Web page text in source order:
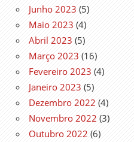
Junho 2023 (5)
Maio 2023 (4)
Abril 2023 (5)
Março 2023 (16)
Fevereiro 2023 (4)
Janeiro 2023 (5)
Dezembro 2022 (4)
Novembro 2022 (3)
Outubro 2022 (6)